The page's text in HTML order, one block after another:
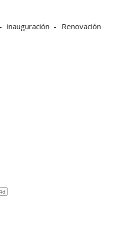
inauguración Renovación